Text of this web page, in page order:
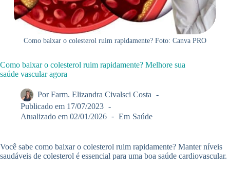
Como baixar o colesterol ruim rapidamente? Foto: Canva PRO
Como baixar o colesterol ruim rapidamente? Melhore sua
saúde vascular agora
Por Farm. Elizandra Civalsci Costa
Publicado em 17/07/2023
Atualizado em 02/01/2026 Em Saúde
Você sabe como baixar o colesterol ruim rapidamente? Manter níveis
saudáveis de colesterol é essencial para uma boa saúde cardiovascular.